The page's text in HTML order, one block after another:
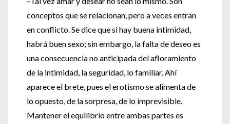
conceptos que se relacionan, pero a veces entran
en conflicto. Se dice que si hay buena intimidad,
habrá buen sexo; sin embargo, la falta de deseo es
una consecuencia no anticipada del afloramiento
de la intimidad, la seguridad, lo familiar. Ahí
aparece el brete, pues el erotismo se alimenta de
lo opuesto, de la sorpresa, de lo imprevisible.
Mantener el equilibrio entre ambas partes es